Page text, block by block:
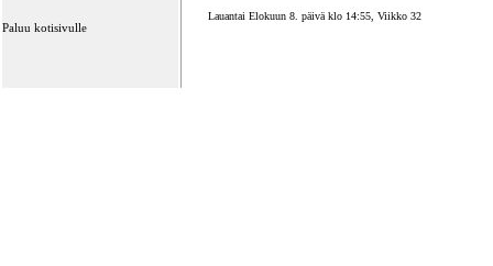
Paluu kotisivulle
Lauantai Elokuun 8. päivä klo 14:55, Viikko 32